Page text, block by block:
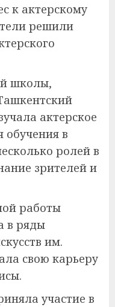
к актерскому
решили
школы,
актерское
обучения в
ролей в
зрителей и
работы
в ряды
им.
свою карьеру
участие в